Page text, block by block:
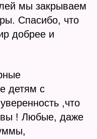
мы закрываем
Спасибо, что
добрее и
детям с
,что
! Любые, даже